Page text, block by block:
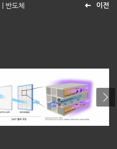
이전
| 반도체